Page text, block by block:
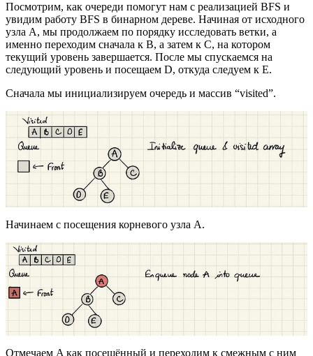
Посмотрим, как очереди помогут нам с реализацией BFS и
увидим работу BFS в бинарном дереве. Начиная от исходного
узла A, мы продолжаем по порядку исследовать ветки, а
именно переходим сначала к B, а затем к C, на котором
текущий уровень завершается. После мы спускаемся на
следующий уровень и посещаем D, откуда следуем к E.
Сначала мы инициализируем очередь и массив “visited”.
Начинаем с посещения корневого узла A.
Отмечаем A как посещённый и переходим к смежным с ним